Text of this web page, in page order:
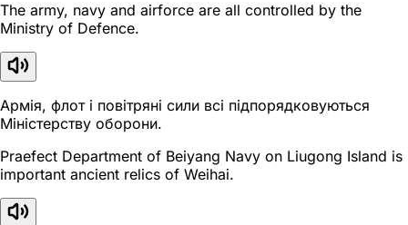
The army, navy and airforce are all controlled by the
Ministry of Defence.
Армія, флот і повітряні сили всі підпорядковуються
Міністерству оборони.
Praefect Department of Beiyang Navy on Liugong Island is
important ancient relics of Weihai.